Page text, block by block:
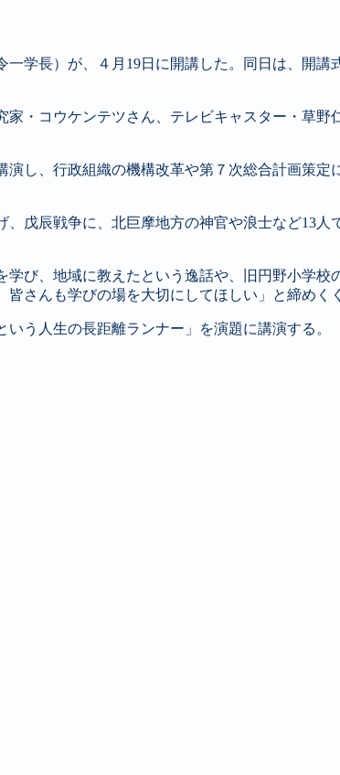
学長）が、４月 19日に開講した。同日は、開講
・コウケンテツさん、テレビキャスター・草野
し、行政組織の機構改革や第７次総合計画策定
、戊辰戦争に、北巨摩地方の神官や浪士など13人
び、地域に教えたという逸話や、旧円野小学
さんも学びの場を大切にしてほしい」と締めく
う人生の長距離ランナー」を演題に講演する。